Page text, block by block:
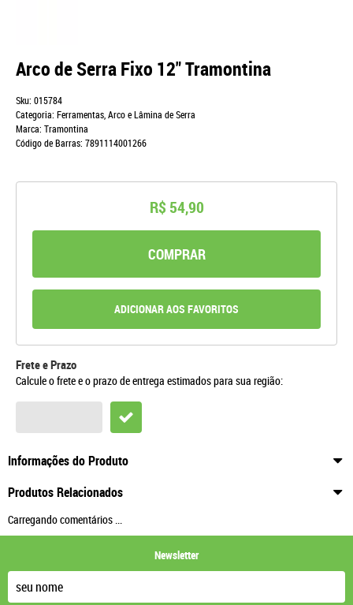
Arco de Serra Fixo 12" Tramontina
Sku: 015784
Categoria: Ferramentas,Arco e Lâmina de Serra
Marca: Tramontina
Código de Barras: 7891114001266
R$ 54,90
COMPRAR
ADICIONAR AOS FAVORITOS
Frete e Prazo
Calcule o frete e o prazo de entrega estimados para sua região:
Informações do Produto
Produtos Relacionados
Carregando comentários ...
Newsletter